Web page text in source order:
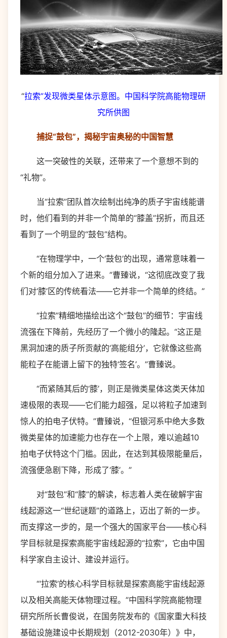
“拉索”发现微类星体示意图。中国科学院高能物理研
究所供图
捕捉“鼓包”，揭秘宇宙奥秘的中国智慧
这一突破性的关联，还带来了一个意想不到的
“礼物”。
当“拉索”团队首次绘制出纯净的质子宇宙线能谱
时，他们看到的并非一个简单的“膝盖”拐折，而且还
看到了一个明显的“鼓包”结构。
“在物理学中，一个‘鼓包’的出现，通常意味着一
个新的组分加入了进来。”曹臻说，“这彻底改变了我
们对‘膝’区的传统看法——它并非一个简单的终结。”
“拉索”精细地描绘出这个“鼓包”的细节：宇宙线
流强在下降前，先经历了一个微小的隆起。“这正是
黑洞加速的质子所贡献的‘高能组分’，它就像这些高
能粒子在能谱上留下的独特‘签名’。”曹臻说。
“而紧随其后的‘膝’，则正是微类星体这类天体加
速极限的表现——它们能力超强，足以将粒子加速到
惊人的拍电子伏特。”曹臻说，“但银河系中绝大多数
微类星体的加速能力也存在一个上限，难以逾越10
拍电子伏特这个门槛。因此，在达到其极限能量后，
流强便急剧下降，形成了‘膝’。”
对“鼓包”和“膝”的解读，标志着人类在破解宇宙
线起源这一“世纪谜题”的道路上，迈出了新的一步。
而支撑这一步的，是一个强大的国家平台——核心科
学目标就是探索高能宇宙线起源的“拉索”，它由中国
科学家自主设计、建设并运行。
“‘拉索’的核心科学目标就是探索高能宇宙线起源
以及相关高能天体物理过程。”中国科学院高能物理
研究所所长曹俊说，在国务院发布的《国家重大科技
基础设施建设中长期规划（2012-2030年）》中，